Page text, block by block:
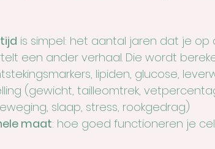
is simpel: het aantal jaren dat je op
een ander verhaal. Die wordt
lipiden, glucose,
(gewicht, tailleomtrek,
slaap, stress, rookgedrag)
maat: hoe goed functioneren je